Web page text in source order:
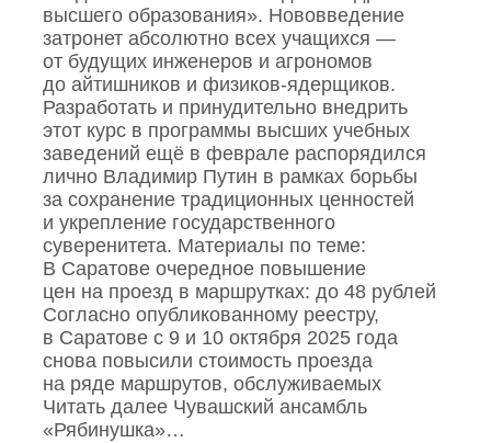
высшего образования». Нововведение
затронет абсолютно всех учащихся —
от будущих инженеров и агрономов
до айтишников и физиков‑ядерщиков.
Разработать и принудительно внедрить
этот курс в программы высших учебных
заведений ещё в феврале распорядился
лично Владимир Путин в рамках борьбы
за сохранение традиционных ценностей
и укрепление государственного
суверенитета. Материалы по теме:
В Саратове очередное повышение
цен на проезд в маршрутках: до 48 рублей
Согласно опубликованному реестру,
в Саратове с 9 и 10 октября 2025 года
снова повысили стоимость проезда
на ряде маршрутов, обслуживаемых
Читать далее Чувашский ансамбль
«Рябинушка»…